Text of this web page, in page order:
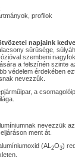
profilok
napjaink
sûrûsége,
szembeni
a felszínén szinte
védelem érdekében
nevezzûk.
a
nevezzük
ment át.
(AL 2O3)